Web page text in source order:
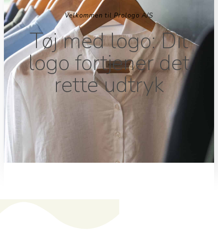
Velkommen til Prologo A/S
Tøj med logo: Dit
logo fortjener det
rette udtryk